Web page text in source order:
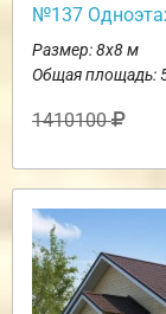
№137
Размер: 8х8 м
Общая площадь:
1410100